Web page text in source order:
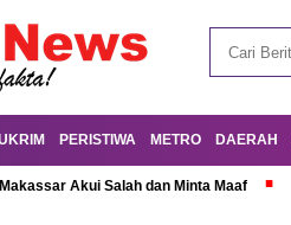
PERISTIWA METRO DAERAH
Akui Salah dan Minta Maaf